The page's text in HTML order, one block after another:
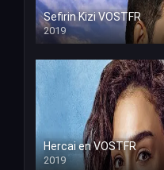
Sefirin Kizi VOSTFR
2019
Hercai en VOSTFR
2019